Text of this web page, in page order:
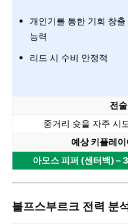
개인기를 통한 기회 창출
능력
리드 시 수비 안정적
전
중거리 슛을 자주 시
예상 키플레
아모스 피퍼 (센터백) –
볼프스부르크 전력 분석